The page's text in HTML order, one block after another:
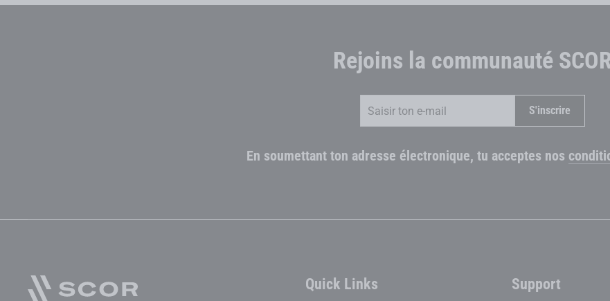
Rejoins la communauté
S'inscrire
En soumettant ton adresse électronique, tu acceptes nos
Quick Links Support